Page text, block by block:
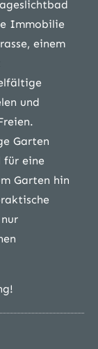
Immobilie
einem
und
Garten
für eine
Garten hin